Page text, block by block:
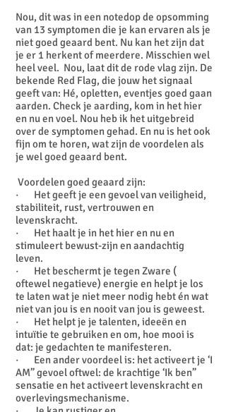
Nou, dit was in een notedop de opsomming
van 13 symptomen die je kan ervaren als je
niet goed geaard bent. Nu kan het zijn dat
je er 1 herkent of meerdere. Misschien wel
heel veel. Nou, laat dit de rode vlag zijn. De
bekende Red Flag, die jouw het signaal
geeft van: Hé, opletten, eventjes goed gaan
aarden. Check je aarding, kom in het hier
en nu en voel. Nou heb ik het uitgebreid
over de symptomen gehad. En nu is het ook
fijn om te horen, wat zijn de voordelen als
je wel goed geaard bent.
Voordelen goed geaard zijn:
· Het geeft je een gevoel van veiligheid,
stabiliteit, rust, vertrouwen en
levenskracht.
· Het haalt je in het hier en nu en
stimuleert bewust-zijn en aandachtig
leven.
· Het beschermt je tegen Zware (
oftewel negatieve) energie en helpt je los
te laten wat je niet meer nodig hebt én wat
niet van jou is en nooit van jou is geweest.
· Het helpt je je talenten, ideeën en
intuïtie te gebruiken en om, hoe mooi is
dat: je gedachten te manifesteren.
· Een ander voordeel is: het activeert je ‘I
AM” gevoel oftwel: de krachtige ‘Ik ben”
sensatie en het activeert levenskracht en
overlevingsmechanisme.